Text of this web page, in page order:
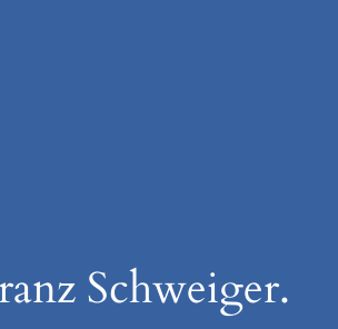
Schweiger.